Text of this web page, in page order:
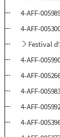
4-AFF-
4-AFF-
Festival
4-AFF-
4-AFF-
4-AFF-
4-AFF-
4-AFF-